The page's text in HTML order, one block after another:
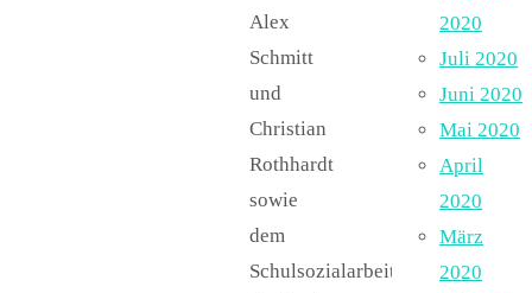
Alex
Schmitt
und
Christian
Rothhardt
sowie
dem
Schulsozialarbeiter
2020
Juli 2020
Juni 2020
Mai 2020
April
2020
März
2020